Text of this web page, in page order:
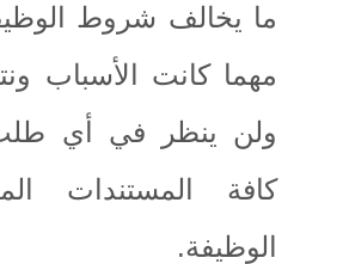
ما يخالف شروط
مهما كانت الأسباب
ولن ينظر في أي
كافة المستندات
الوظيفة.